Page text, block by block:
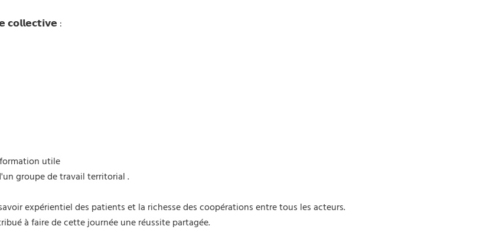
:
utile
groupe de travail territorial .
expérientiel des patients et la richesse des coopérations entre tous les acteurs.
à faire de cette journée une réussite partagée.